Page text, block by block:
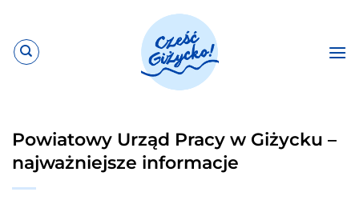
zawartości
Powiatowy Urząd Pracy w Giżycku –
najważniejsze informacje